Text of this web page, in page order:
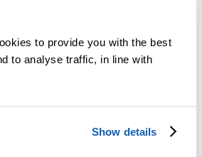
to provide you with the best
to analyse traffic, in line with
Show details
DETAILS